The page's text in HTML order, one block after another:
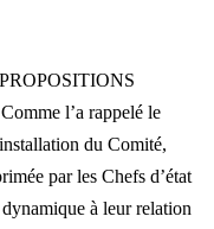
l’a rappelé le
du Comité,
par les Chefs d’état
à leur relation